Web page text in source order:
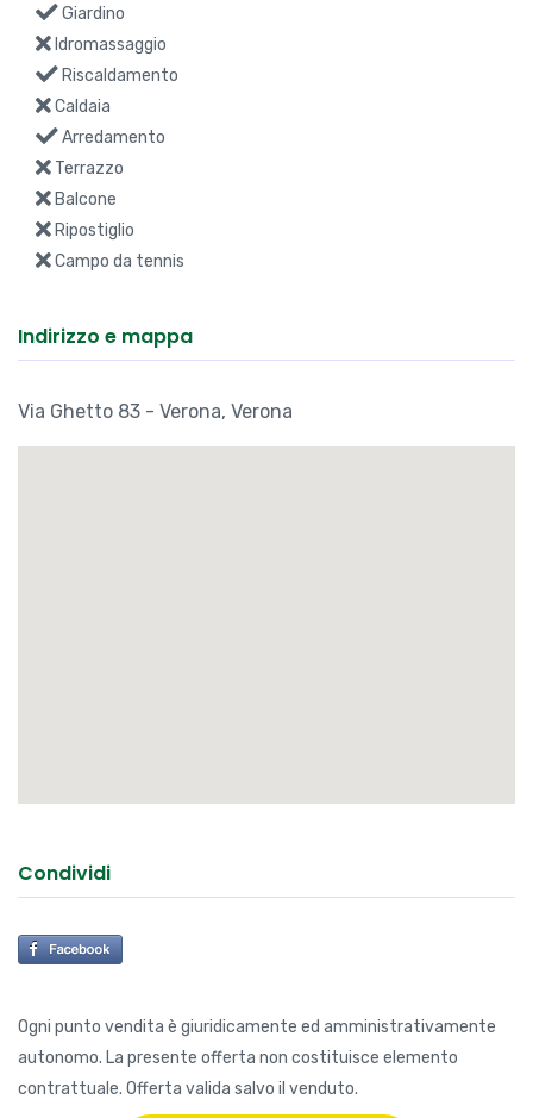
Giardino
Idromassaggio
Riscaldamento
Caldaia
Arredamento
Terrazzo
Balcone
Ripostiglio
Campo da tennis
Indirizzo e mappa
Via Ghetto 83 - Verona, Verona
Condividi
Ogni punto vendita è giuridicamente ed amministrativamente
autonomo. La presente offerta non costituisce elemento
contrattuale. Offerta valida salvo il venduto.